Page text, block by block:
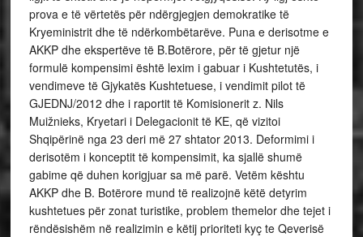
prova e të vërtetës për ndërgjegjen demokratike të
Kryeministrit dhe të ndërkombëtarëve. Puna e derisotme e
AKKP dhe ekspertëve të B.Botërore, për të gjetur një
formulë kompensimi është lexim i gabuar i Kushtetutës, i
vendimeve të Gjykatës Kushtetuese, i vendimit pilot të
GJEDNJ/2012 dhe i raportit të Komisionerit z. Nils
Muižnieks, Kryetari i Delegacionit të KE, që vizitoi
Shqipërinë nga 23 deri më 27 shtator 2013. Deformimi i
derisotëm i konceptit të kompensimit, ka sjallë shumë
gabime që duhen korigjuar sa më parë. Vetëm kështu
AKKP dhe B. Botërore mund të realizojnë këtë detyrim
kushtetues për zonat turistike, problem themelor dhe tejet i
rëndësishëm në realizimin e këtij prioriteti kyç te Qeverisë